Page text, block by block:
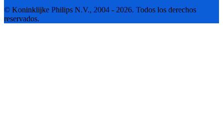
© Koninklijke Philips N.V., 2004 - 2026. Todos los derechos
reservados.